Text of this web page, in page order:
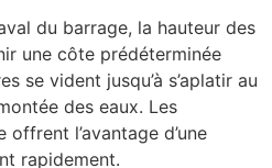
du barrage, la hauteur des
une côte prédéterminée
se vident jusqu’à s’aplatir au
des eaux. Les
l’avantage d’une
rapidement.